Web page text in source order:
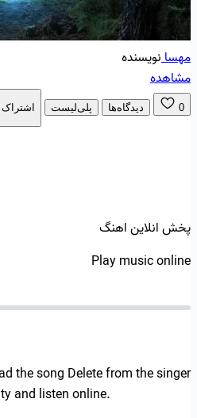
مهسانویسنده
مشاهده
0 دیدگاه‌ها پلی‌لیست اشتراک
پخش انلاین اهنگ
Play music online
the song Delete from the singer
and listen online.